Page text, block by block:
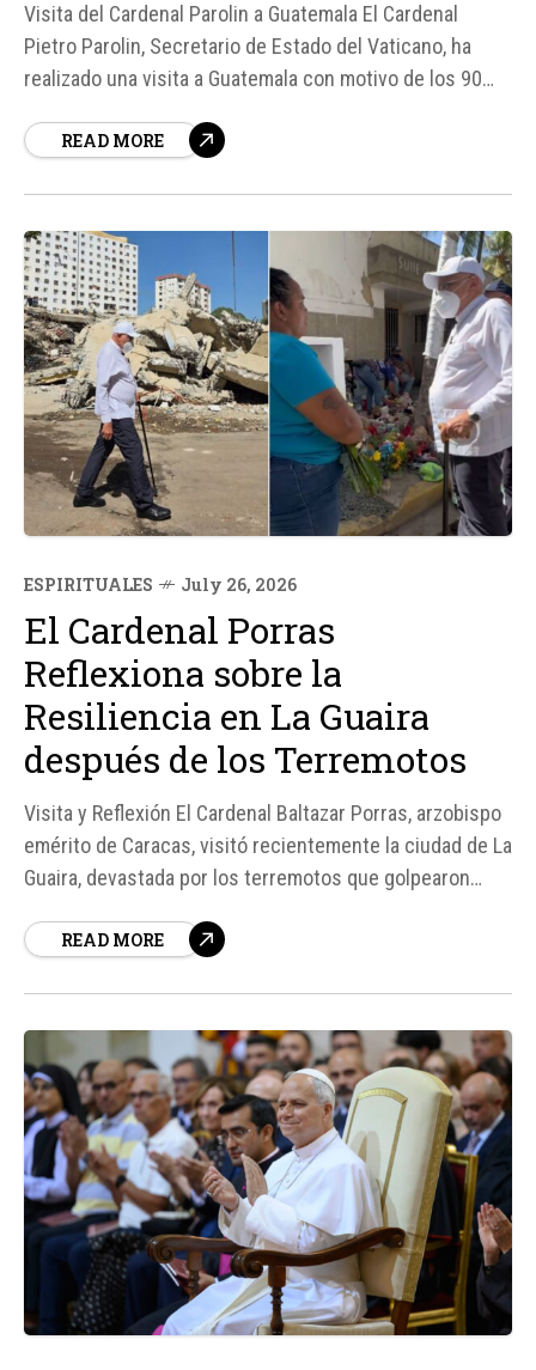
Visita del Cardenal Parolin a Guatemala El Cardenal
Pietro Parolin, Secretario de Estado del Vaticano, ha
realizado una visita a Guatemala con motivo de los 90
Santa Sede, así como los 400 años del nacimiento de
READ MORE
ESPIRITUALES July 26, 2026
El Cardenal Porras
Reflexiona sobre la
Resiliencia en La Guaira
después de los Terremotos
Visita y Reflexión El Cardenal Baltazar Porras, arzobispo
emérito de Caracas, visitó recientemente la ciudad de La
Guaira, devastada por los terremotos que golpearon
destacando no solo la destrucción física, sino también
READ MORE